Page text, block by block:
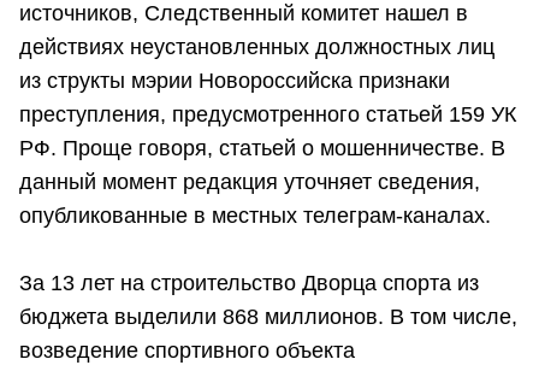
источников, Следственный комитет нашел в
действиях неустановленных должностных лиц
из структы мэрии Новороссийска признаки
преступления, предусмотренного статьей 159 УК
РФ. Проще говоря, статьей о мошенничестве. В
данный момент редакция уточняет сведения,
опубликованные в местных телеграм-каналах.
За 13 лет на строительство Дворца спорта из
бюджета выделили 868 миллионов. В том числе,
возведение спортивного объекта